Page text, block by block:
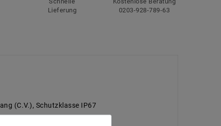
Lieferung
0203-928-789-63
(C.V.), Schutzklasse IP67